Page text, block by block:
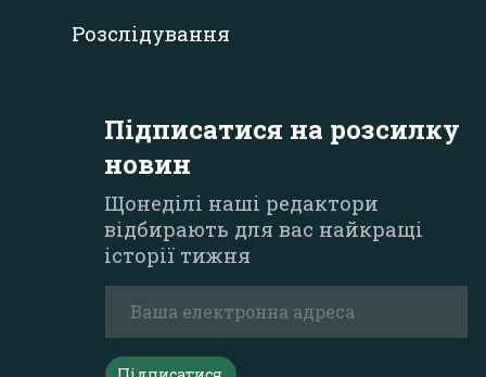
Розслідування
Підписатися на розсилку
новин
Щонеділі наші редактори
відбирають для вас найкращі
історії тижня